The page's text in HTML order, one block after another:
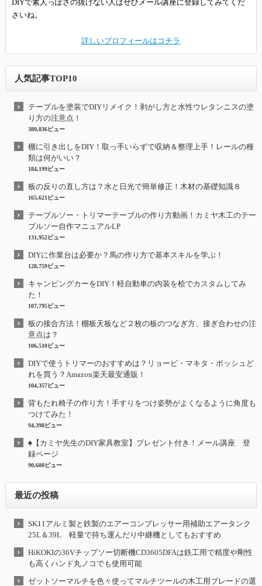
DIYで素人っぽさの抜けない人はぜひメール講座に登録してみてくだ
さいね。
詳しいプロフィールはコチラ
人気記事TOP10
テーブルを塗装でDIYリメイク！剥がし方と水性ウレタンニスの塗
り方の注意点！
380,836ビュー
棚に引き出しをDIY！取っ手いらずで収納＆整理上手！レールの種
類は何がいい？
184,199ビュー
板の反りの直し方は？水と日光で簡単修正！木材の基礎知識８
165,621ビュー
テーブルソー・トリマーテーブルの作り方動画！カミヤ木工のテー
ブルソー自作マニュアルLP
131,952ビュー
DIYに作業台は必要か？馬の作り方で基本スキルを学ぶ！
128,759ビュー
キャンピングカーをDIY！軽自動車の内装を桧でカスタムしてみ
た！
107,795ビュー
板の接合方法！棚板天板など２枚の板のつなぎ方、接ぎ合わせの注
意点は？
106,510ビュー
DIYで使うトリマーのおすすめは？リョービ・マキタ・ボッシュど
れを買う？Amazon楽天最安通販！
104,357ビュー
背もたれ椅子の作り方！手すりをつけ姿勢がよくなるように角度も
つけてみた！
94,398ビュー
♠【カミヤ先生のDIY家具教室】プレゼント付き！メール講座 登
録ページ
90,608ビュー
最近の投稿
SK11アルミ製と鉄製のエアーコンプレッサー用補助エアータンク
25L＆39L 軽量で持ち運んだり中継機としてもおすすめ
HiKOKIの36Vチップソー切断機CD3605DFAは鉄工用で精度や剛性
も高くハンド丸ノコでも使用可能
ゼットソーマルチを色々使ってマルチツールの木工用ブレードの選